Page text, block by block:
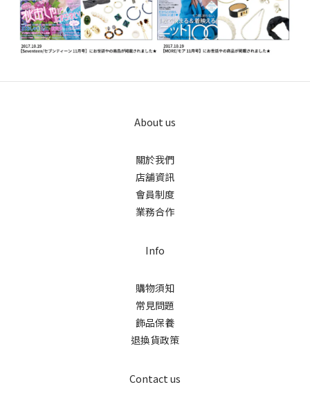
About us
關於我們
店舖資訊
會員制度
業務合作
Info
購物須知
常見問題
飾品保養
退換貨政策
Contact us